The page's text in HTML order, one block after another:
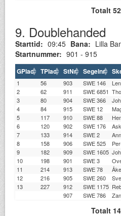
Totalt
9. Doublehanded
Starttid: 09:45 Bana: Lilla
Startnummer: 901 - 915
GPlac TPlac StNr Segelnr
1 56 903 SWE 146
2
62 911 SWE 6851
3
80 904 SWE 366
4
84 915 SWE 12
5
117 910 SWE 88
6
120 902 SWE 176
7
133 914 SWE 2
8
158 906 SWE 525
9
182 909 SWE 1605
10
198 901 SWE 3
11
214 913 SWE 78
12
216 905 SWE 260
13
227 912 SWE 1175
907
SWE 786
Totalt